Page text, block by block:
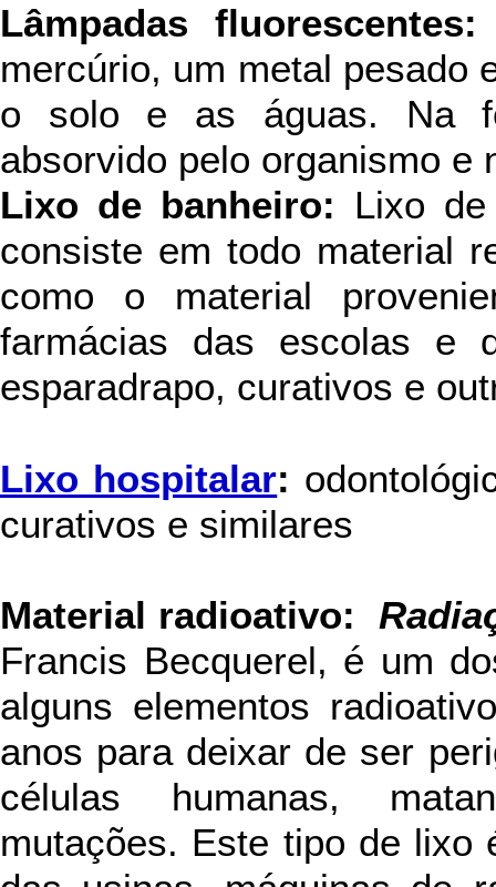
Lâmpadas fluorescentes:
mercúrio, um metal pesado
o solo e as águas. Na
absorvido pelo organismo e
Lixo de banheiro: Lixo
consiste em todo material
como o material
farmácias das escolas e
esparadrapo, curativos e
Lixo hospitalar:
curativos e similares
Material radioativo:
Francis Becquerel, é um
alguns elementos
anos para deixar de ser
células humanas,
mutações. Este tipo de lixo